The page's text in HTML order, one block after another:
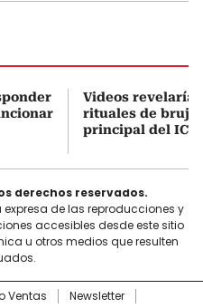
Videos
rituales de
principal del
derechos reservados.
expresa de las reproducciones y
accesibles desde este sitio
u otros medios que resulten
Ventas
Newsletter